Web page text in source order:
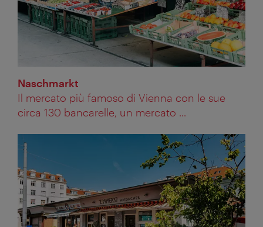
Naschmarkt
Il mercato più famoso di Vienna con le sue
circa 130 bancarelle, un mercato ...